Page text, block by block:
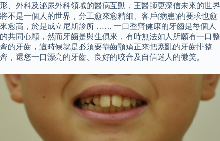
形、外科及泌尿外科領域的醫病互動，王醫師更深信未來的世界
將不是一個人的世界，分工愈來愈精細、客戶(病患)的要求也愈
來愈高，於是成立尼斯診所 …… 一口整齊健康的牙齒是每個人
的共同心願，然而牙齒是與生俱來，有時無法如人所願有一口整
齊的牙齒，這時候就是必須要靠齒顎矯正來把紊亂的牙齒排整
齊，還您一口漂亮的牙齒、良好的咬合及自信迷人的微笑。